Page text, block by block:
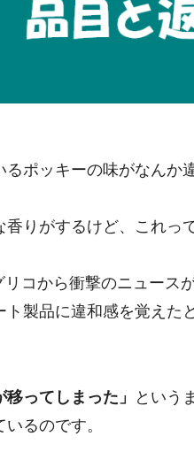
るポッキーの味がなんか
香りがするけど、これっ
コから衝撃のニュース
ト製品に違和感を覚えた
移ってしまった」
という
るのです。